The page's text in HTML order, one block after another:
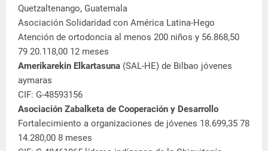
Quetzaltenango, Guatemala
Asociación Solidaridad con América Latina-Hego
Atención de ortodoncia al menos 200 niños y 56.868,50
79 20.118,00 12 meses
Amerikarekin Elkartasuna (SAL-HE) de Bilbao jóvenes
aymaras
CIF: G-48593156
Asociación Zabalketa de Cooperación y Desarrollo
Fortalecimiento a organizaciones de jóvenes 18.699,35 78
14.280,00 8 meses